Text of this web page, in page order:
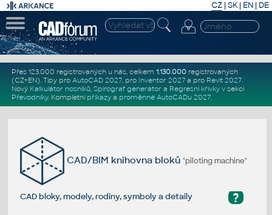
CZ | SK| EN | DE
Přes 123.000 registrovaných u nás, celkem 1.130.000registrovaných
(CZ+EN). Tipy pro AutoCAD 2027, pro Inventor 2027a pro Revit 2027.
Nový Kalkulátor nosníků, Spirograf generátor a Regresní křivkyv sekci
Převodníky. Kompletní příkazya proměnné AutoCADu 2027.
CAD/BIM knihovna bloků"piloting machine"
?
CAD bloky, modely, rodiny, symboly a detaily